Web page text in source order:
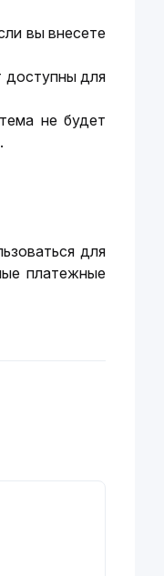
вы внесете
доступны для
не будет
для
платежные